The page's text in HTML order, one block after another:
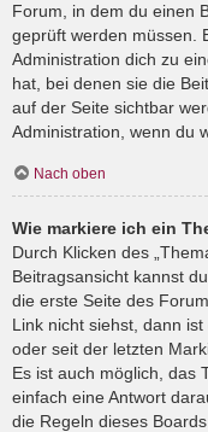
Forum, in dem du einen
geprüft werden müssen.
Administration dich zu
hat, bei denen sie die
auf der Seite sichtbar
Administration, wenn du
Nach oben
Wie markiere ich ein
Durch Klicken des
Beitragsansicht kannst
die erste Seite des
Link nicht siehst, dann
oder seit der letzten
Es ist auch möglich, das
einfach eine Antwort
die Regeln dieses